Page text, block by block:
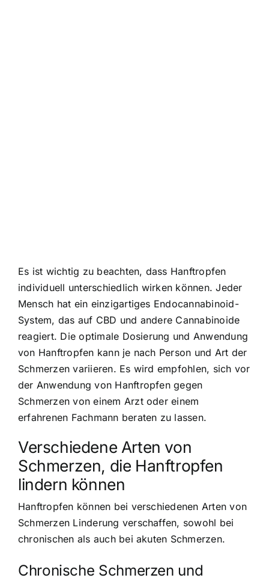
Es ist wichtig zu beachten, dass Hanftropfen
individuell unterschiedlich wirken können. Jeder
Mensch hat ein einzigartiges Endocannabinoid-
System, das auf CBD und andere Cannabinoide
reagiert. Die optimale Dosierung und Anwendung
von Hanftropfen kann je nach Person und Art der
Schmerzen variieren. Es wird empfohlen, sich vor
der Anwendung von Hanftropfen gegen
Schmerzen von einem Arzt oder einem
erfahrenen Fachmann beraten zu lassen.
Verschiedene Arten von
Schmerzen, die Hanftropfen
lindern können
Hanftropfen können bei verschiedenen Arten von
Schmerzen Linderung verschaffen, sowohl bei
chronischen als auch bei akuten Schmerzen.
Chronische Schmerzen und